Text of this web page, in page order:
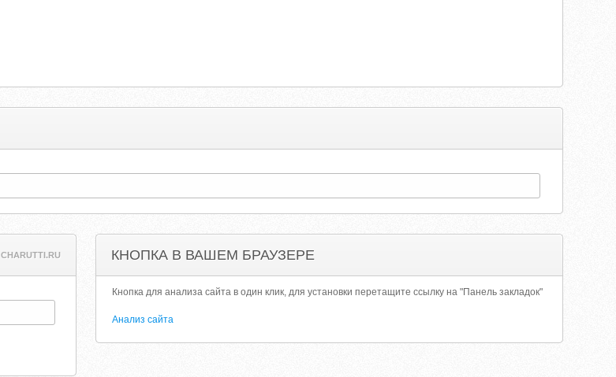
CHARUTTI.RU КНОПКА В ВАШЕМ БРАУЗЕРЕ
Кнопка для анализа сайта в один клик, для установки перетащите ссылку на "Панель закладок"
Анализ сайта